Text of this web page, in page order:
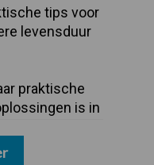
tips voor
levensduur
praktische
is in